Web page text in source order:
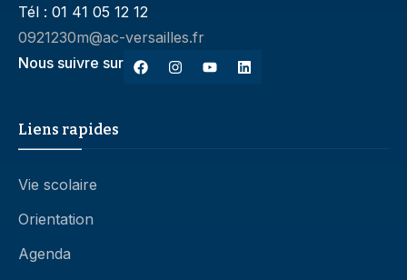
Tél : 01 41 05 12 12
0921230m@ac-versailles.fr
Nous suivre sur
Liens rapides
Vie scolaire
Orientation
Agenda